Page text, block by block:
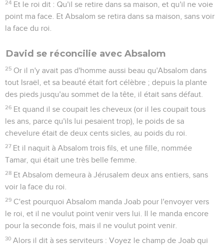
24 Et le roi dit : Qu'il se retire dans sa maison, et qu'il ne voie
point ma face. Et Absalom se retira dans sa maison, sans voir
la face du roi.
David se réconcilie avec Absalom
25 Or il n'y avait pas d'homme aussi beau qu'Absalom dans
tout Israël, et sa beauté était fort célèbre ; depuis la plante
des pieds jusqu'au sommet de la tête, il était sans défaut.
26 Et quand il se coupait les cheveux (or il les coupait tous
les ans, parce qu'ils lui pesaient trop), le poids de sa
chevelure était de deux cents sicles, au poids du roi.
27 Et il naquit à Absalom trois fils, et une fille, nommée
Tamar, qui était une très belle femme.
28 Et Absalom demeura à Jérusalem deux ans entiers, sans
voir la face du roi.
29 C'est pourquoi Absalom manda Joab pour l'envoyer vers
le roi, et il ne voulut point venir vers lui. Il le manda encore
pour la seconde fois, mais il ne voulut point venir.
30 Alors il dit à ses serviteurs : Voyez le champ de Joab qui